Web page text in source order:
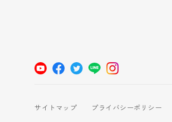
サイトマップ プライバシーポリシー